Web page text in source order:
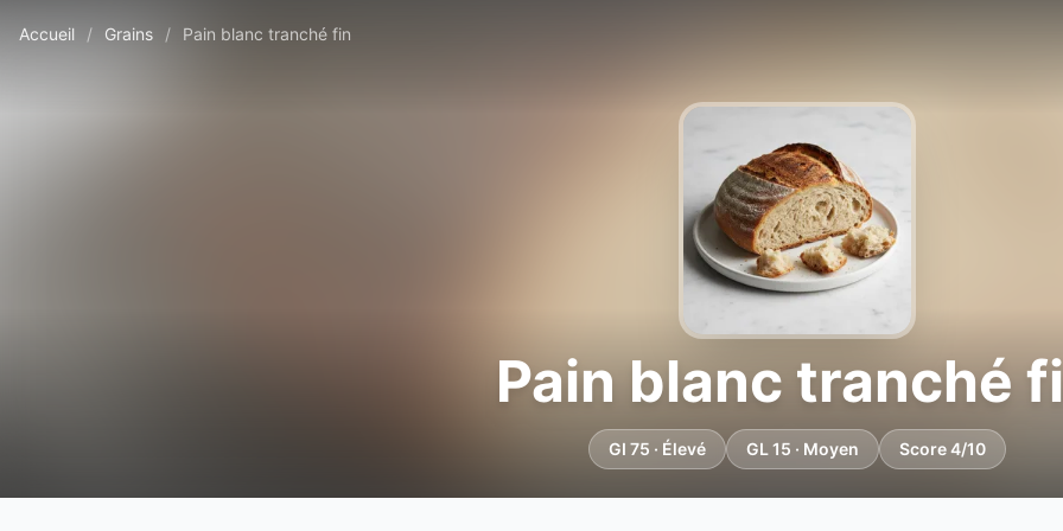
Accueil / Grains / Pain blanc tranché fin
Pain blanc tranché
GI 75 · Élevé GL 15 · Moyen Score 4/10